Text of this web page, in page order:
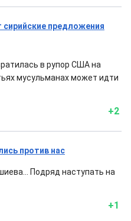
сирийские предложения
в рупор США на
мусульманах может идти
+2
против нас
Подряд наступать на
+1